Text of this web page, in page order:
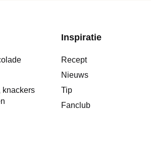
knackers
Inspiratie
Recept
Nieuws
Tip
Fanclub